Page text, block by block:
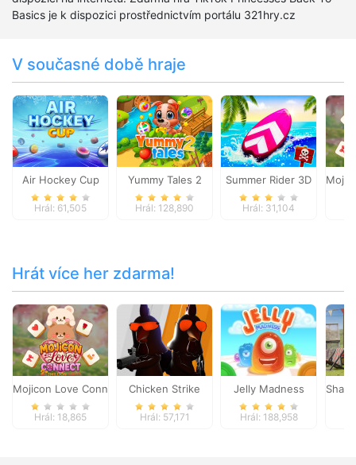
Basics je k dispozici prostřednictvím portálu 321hry.cz
V současné době hraje
Air Hockey Cup
Hrál: 61,505
Yummy Tales 2
Hrál: 128,890
Summer Rider 3D
Hrál: 31,104
Hrát více her zdarma!
Mojicon Love Connect
Hrál: 18,865
Chicken Strike
Hrál: 57,171
Jelly Madness
Hrál: 188,958